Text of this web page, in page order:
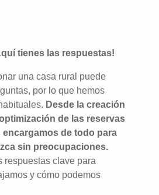
tienes las respuestas!
una casa rural puede
por lo que hemos
Desde la creación
de las reservas
de todo para
sin preocupaciones.
respuestas clave para
y cómo podemos